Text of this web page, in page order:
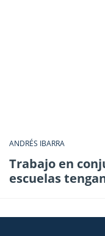
ANDRÉS IBARRA
Trabajo en
escuelas